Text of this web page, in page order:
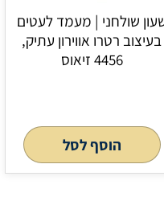
שולחני | מעמד לעטים
בעיצוב רטרו אווירון עתיק,
4456 זיאוס
הוסף לסל